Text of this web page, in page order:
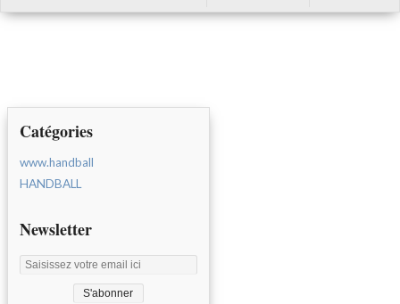
Catégories
www.handball
HANDBALL
Newsletter